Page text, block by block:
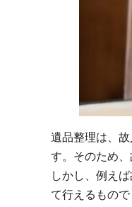
遺品整理は、
す。そのため
しかし、例え
て行えるもので